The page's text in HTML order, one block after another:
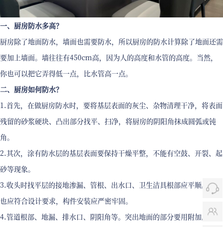
一、厨房防水多高？
厨房除了地面防水，墙面也需要防水，所以厨房的防水计算除了地面还需
要加上墙面。墙往往有450cm高，因为人的高度和水管的高度。当然，
你也可以把它弄得低一点，比水管高一点。
二、厨房如何防水？
1.首先，在做厨房防水时，要将基层表面的灰尘、杂物清理干净，将表面
残留的砂浆硬块、凸出部分找平、扫净，将厨房的阴阳角抹成圆弧或钝
角。
2.其次，涂有防水层的基层表面要保持干燥平整，不能有空鼓、开裂、起
砂等现象。
3.收头时找平层的接地渗漏、管根、出水口、卫生洁具根部应平顺。坡度
也应符合设计要求，构件安装应严密牢固。
4.管道根部、地漏、排水口、阴阳角等。突出地面的部分要用附加层来补